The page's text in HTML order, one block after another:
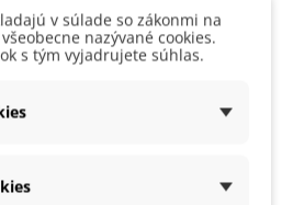
Odporúčaná teplota
na klíčenie
stupňov. Klíčenie zvyčajne
približne pol centimetra
10 cm.
Nie
v súlade so zákonmi na
nazývané cookies.
s tým vyjadrujete súhlas.